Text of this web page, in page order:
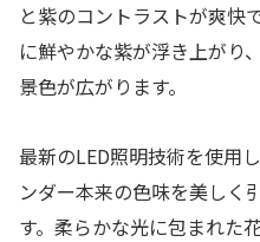
と紫のコントラストが爽快
に鮮やかな紫が浮き上がり
景色が広がります。
最新のLED照明技術を使用
ンダー本来の色味を美しく
す。柔らかな光に包まれた